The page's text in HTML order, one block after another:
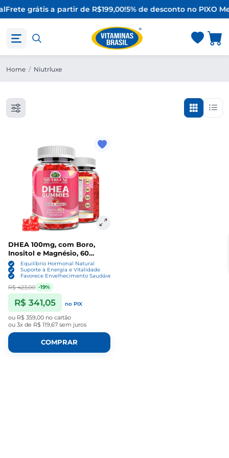
Frete grátis a partir de R$199,00!5% de desconto no PIXO
Home / Niutrluxe
DHEA 100mg, com Boro,
Inositol e Magnésio, 60
Gomas, Niutrluxe
Equilíbrio Hormonal Natural
Suporte à Energia e Vitalidade
Favorece Envelhecimento Saudável
R$ 423,00 -19%
R$ 341,05 no PIX
ou R$ 359,00 no cartão
ou 3x de R$ 119,67 sem juros
COMPRAR